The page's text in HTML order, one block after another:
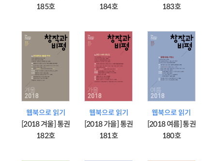
185호
184호
183호
웹북으로 읽기
[2018 겨울] 통권
182호
웹북으로 읽기
[2018 가을] 통권
181호
웹북으로 읽기
[2018 여름] 통권
180호